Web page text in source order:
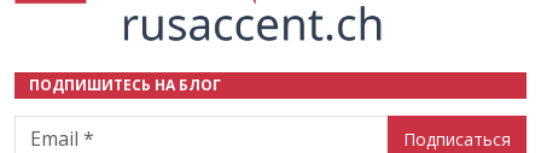
ПОДПИШИТЕСЬ НА БЛОГ
Email